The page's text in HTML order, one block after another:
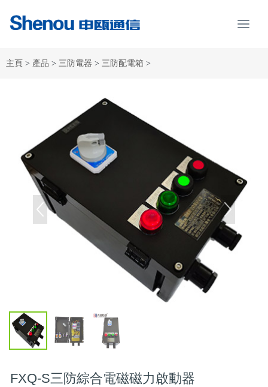
主頁 > 產品 > 三防電器 > 三防配電箱 >
FXQ-S三防綜合電磁磁力啟動器